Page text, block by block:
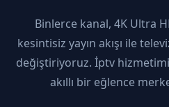
Binlerce kanal, 4K Ultra
kesintisiz yayın akışı ile
değiştiriyoruz. İptv
akıllı bir eğlence